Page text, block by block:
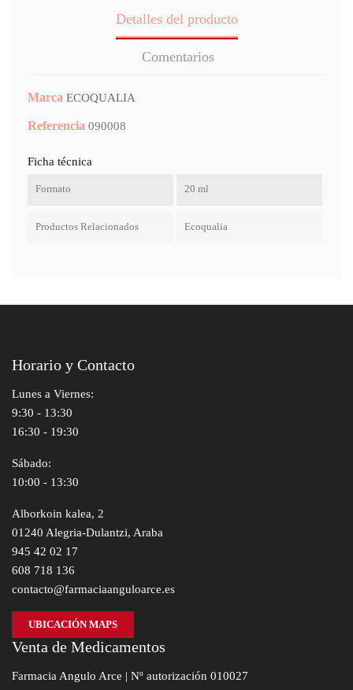
Detalles del producto
Comentarios
Marca ECOQUALIA
Referencia 090008
Ficha técnica
Formato 20 ml
Productos Relacionados Ecoqualia
Horario y Contacto
Lunes a Viernes:
9:30 - 13:30
16:30 - 19:30
Sábado:
10:00 - 13:30
Alborkoin kalea, 2
01240 Alegria-Dulantzi, Araba
945 42 02 17
608 718 136
contacto@farmaciaanguloarce.es
UBICACIÓN MAPS
Venta de Medicamentos
Farmacia Angulo Arce | Nº autorización 010027